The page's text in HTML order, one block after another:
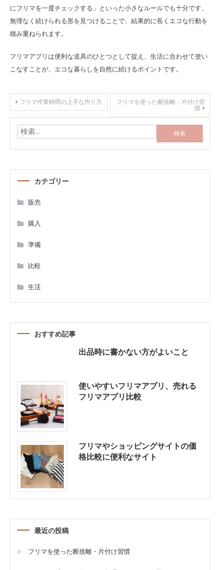
にフリマを一度チェックする」といった小さなルールでも十分です。
無理なく続けられる形を見つけることで、結果的に長くエコな行動を
積み重ねられます。
フリマアプリは便利な道具のひとつとして捉え、生活に合わせて使い
こなすことが、エコな暮らしを自然に続けるポイントです。
投
稿
ナ
ビ
ン
フリマ作業時間の上手な作り方 フリマを使った断捨離・片付け習
慣
索:
カテゴリー
販売
購入
準備
比較
生活
おすすめ記事
出品時に書かない方がよいこと
使いやすいフリマアプリ、売れる
フリマアプリ比較
フリマやショッピングサイトの価
格比較に便利なサイト
最近の投稿
フリマを使った断捨離・片付け習慣